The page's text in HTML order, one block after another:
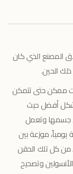
المصنع الذي كان
الحين.
ممكن حتى تتمكن
في إدارة مرض السكري من النوع 1 بشكل أفضل حيث
جسمها وتعمل
تحتاج ريماس حالياً إلى 21 حقنة يومياً، موزعة بين
من كل تلك الحقن
وتصحيح